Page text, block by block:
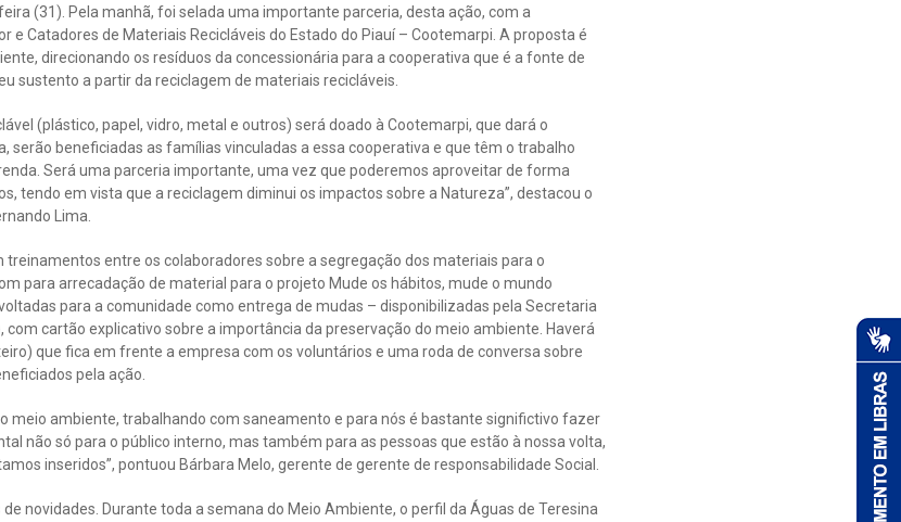
(31). Pela manhã, foi selada uma importante parceria, desta ação, com a
e Catadores de Materiais Recicláveis do Estado do Piauí – Cootemarpi. A proposta é
direcionando os resíduos da concessionária para a cooperativa que é a fonte de
sustento a partir da reciclagem de materiais recicláveis.
(plástico, papel, vidro, metal e outros) será doado à Cootemarpi, que dará o
serão beneficiadas as famílias vinculadas a essa cooperativa e que têm o trabalho
Será uma parceria importante, uma vez que poderemos aproveitar de forma
tendo em vista que a reciclagem diminui os impactos sobre a Natureza”, destacou o
Lima.
entre os colaboradores sobre a segregação dos materiais para o
para arrecadação de material para o projeto Mude os hábitos, mude o mundo
para a comunidade como entrega de mudas – disponibilizadas pela Secretaria
com cartão explicativo sobre a importância da preservação do meio ambiente. Haverá
que fica em frente a empresa com os voluntários e uma roda de conversa sobre
pela ação.
meio ambiente, trabalhando com saneamento e para nós é bastante significtivo fazer
não só para o público interno, mas também para as pessoas que estão à nossa volta,
inseridos”, pontuou Bárbara Melo, gerente de gerente de responsabilidade Social.
novidades. Durante toda a semana do Meio Ambiente, o perfil da Águas de Teresina